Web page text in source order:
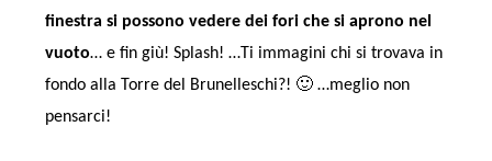
finestra si possono vedere dei fori che si aprono nel
vuoto… e fin giù! Splash! …Ti immagini chi si trovava in
fondo alla Torre del Brunelleschi?! 🙂 …meglio non
pensarci!